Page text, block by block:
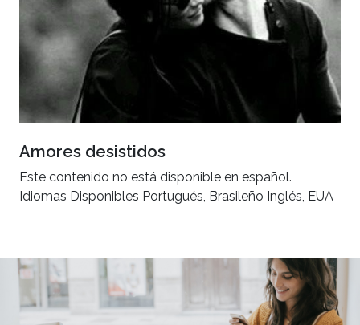
Amores desistidos
Este contenido no está disponible en español.
Idiomas Disponibles Portugués, Brasileño Inglés, EUA